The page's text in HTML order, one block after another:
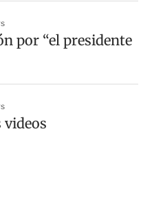
por “el presidente